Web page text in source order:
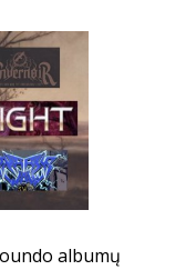
albumų